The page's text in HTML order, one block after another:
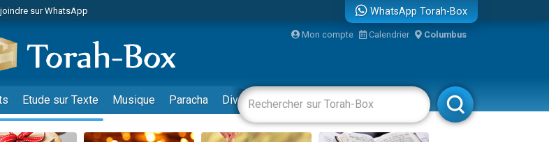
sur WhatsApp
un don pour 5 jours de vacances aux Orphelins
un don pour Diane, 80 ans, dans un appartement insalubre
sur WhatsApp
une bénédiction
un don pour Sauvez la jambe de Yohan
WhatsApp Torah-Box
Mon compte Calendrier Columbus
Etude sur Texte Musique Paracha Divertissements Livres Rabbanim